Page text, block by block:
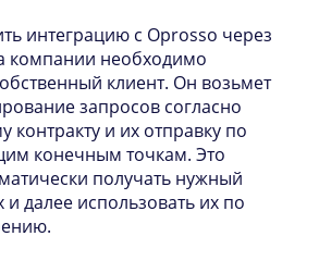
интеграцию с Oprosso через
компании необходимо
клиент. Он возьмет
запросов согласно
контракту и их отправку по
конечным точкам. Это
получать нужный
далее использовать их по